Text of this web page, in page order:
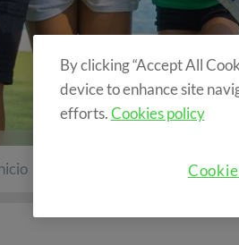
By clicking “Accept All
device to enhance site
efforts.Cookies policy